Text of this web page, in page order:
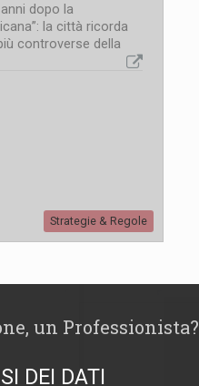
dopo la
la città ricorda
controverse della
Strategie & Regole
un Professionista?
DEI DATI